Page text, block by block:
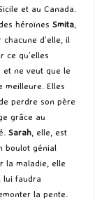
et au Canada.
héroïnes Smita
chacune d’elle, il
ce qu’elles
et ne veut que le
meilleure. Elles
perdre son père
grâce au
Sarah , elle, est
boulot génial
la maladie, elle
lui faudra
la pente.